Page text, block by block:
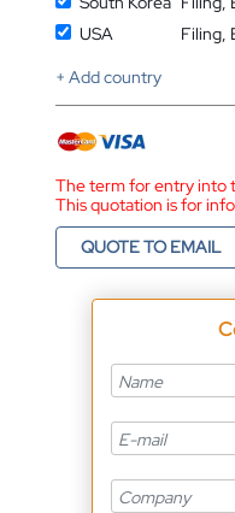
USA
Filing,
+ Add country
The term for entry into
This quotation is for
QUOTE TO EMAIL